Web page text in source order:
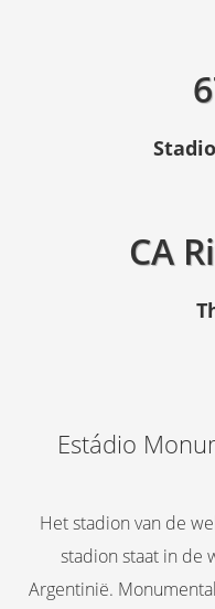
CA
Estádio
Het stadion van de
stadion staat in de
Argentinië.